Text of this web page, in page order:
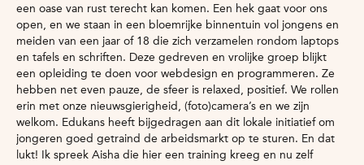
een oase van rust terecht kan komen. Een hek gaat voor ons
open, en we staan in een bloemrijke binnentuin vol jongens en
meiden van een jaar of 18 die zich verzamelen rondom laptops
en tafels en schriften. Deze gedreven en vrolijke groep blijkt
een opleiding te doen voor webdesign en programmeren. Ze
hebben net even pauze, de sfeer is relaxed, positief. We rollen
erin met onze nieuwsgierigheid, (foto)camera’s en we zijn
welkom. Edukans heeft bijgedragen aan dit lokale initiatief om
jongeren goed getraind de arbeidsmarkt op te sturen. En dat
lukt! Ik spreek Aisha die hier een training kreeg en nu zelf